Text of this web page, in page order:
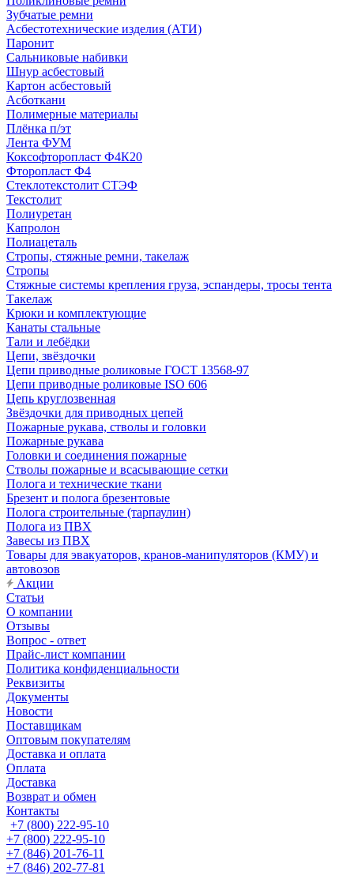
Зубчатые ремни
Асбестотехнические изделия (АТИ)
Паронит
Сальниковые набивки
Шнур асбестовый
Картон асбестовый
Асботкани
Полимерные материалы
Плёнка п/эт
Лента ФУМ
Коксофторопласт Ф4К20
Фторопласт Ф4
Стеклотекстолит СТЭФ
Текстолит
Полиуретан
Капролон
Полиацеталь
Стропы, стяжные ремни, такелаж
Стропы
Стяжные системы крепления груза, эспандеры, тросы тента
Такелаж
Крюки и комплектующие
Канаты стальные
Тали и лебёдки
Цепи, звёздочки
Цепи приводные роликовые ГОСТ 13568-97
Цепи приводные роликовые ISO 606
Цепь круглозвенная
Звёздочки для приводных цепей
Пожарные рукава, стволы и головки
Пожарные рукава
Головки и соединения пожарные
Стволы пожарные и всасывающие сетки
Полога и технические ткани
Брезент и полога брезентовые
Полога строительные (тарпаулин)
Полога из ПВХ
Завесы из ПВХ
Товары для эвакуаторов, кранов-манипуляторов (КМУ) и
автовозов
Акции
Статьи
О компании
Отзывы
Вопрос - ответ
Прайс-лист компании
Политика конфиденциальности
Реквизиты
Документы
Новости
Поставщикам
Оптовым покупателям
Доставка и оплата
Оплата
Доставка
Возврат и обмен
Контакты
+7 (800) 222-95-10
+7 (800) 222-95-10
+7 (846) 201-76-11
+7 (846) 202-77-81